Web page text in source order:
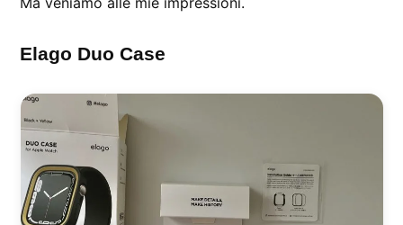
Elago Duo Case